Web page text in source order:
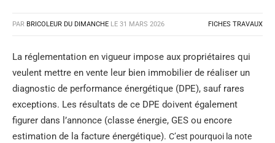
PAR BRICOLEUR DU DIMANCHE LE 31 MARS 2026 FICHES TRAVAUX
La réglementation en vigueur impose aux propriétaires qui
veulent mettre en vente leur bien immobilier de réaliser un
diagnostic de performance énergétique (DPE), sauf rares
exceptions. Les résultats de ce DPE doivent également
figurer dans l’annonce (classe énergie, GES ou encore
estimation de la facture énergétique). C’est pourquoi la note